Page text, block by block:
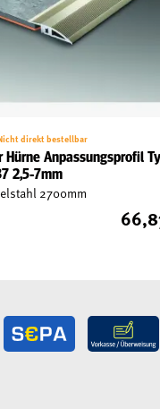
direkt bestellbar
Hürne Anpassungsprofil
2,5-7mm
2700mm